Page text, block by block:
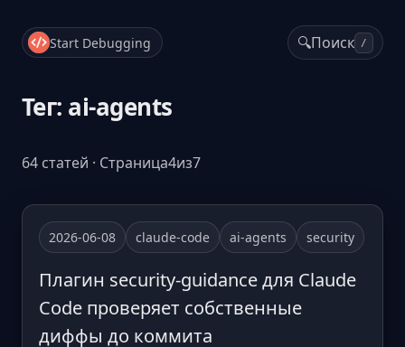
Start Debugging 🔍Поиск /
Тег: ai-agents
64 статей · Страница4из7
2026-06-08 claude-code ai-agents security
Плагин security-guidance для Claude
Code проверяет собственные
диффы до коммита